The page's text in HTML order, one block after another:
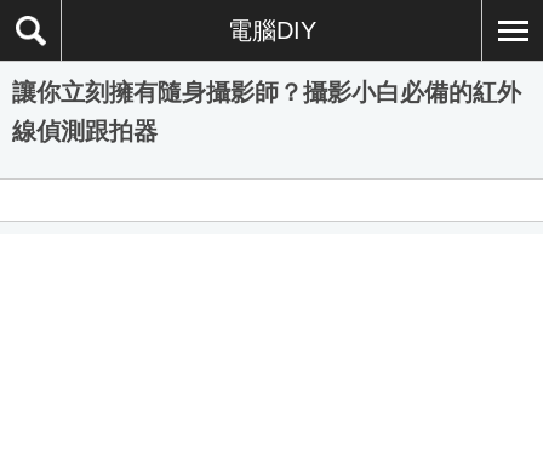
電腦DIY
讓你立刻擁有隨身攝影師？攝影小白必備的紅外
線偵測跟拍器